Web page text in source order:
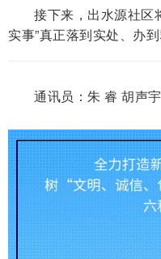
接下来，出水源社区
实事”真正落到实处、办到
通讯员：朱 睿 胡声宇